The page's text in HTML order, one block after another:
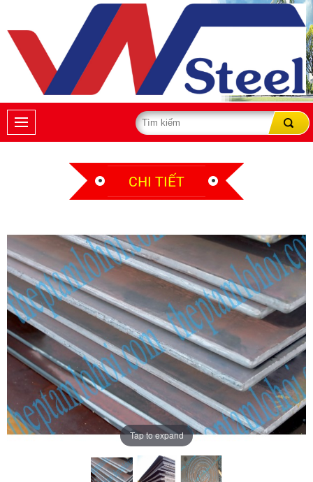
CHI TIẾT
Tap to expand